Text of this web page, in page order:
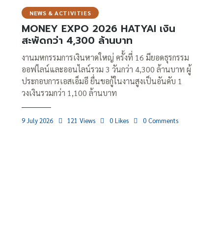
NEWS & ACTIVITIES
MONEY EXPO 2026 HATYAI เงิน
สะพัดกว่า 4,300 ล้านบาท
งานมหกรรมการเงินหาดใหญ่ ครั้งที่ 16 มียอดธุรกรรม
ออฟไลน์และออนไลน์รวม 3 วันกว่า 4,300 ล้านบาท ผู้
ประกอบการเอสเอ็มอี ยื่นขอกู้ในงานสูงเป็นอันดับ 1
วงเงินรวมกว่า 1,100 ล้านบาท
9 July 2026 121 Views 0 Likes 0 Comments